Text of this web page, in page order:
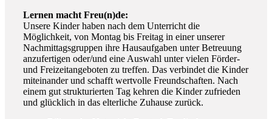
Lernen macht Freu(n)de:
Unsere Kinder haben nach dem Unterricht die
Möglichkeit, von Montag bis Freitag in einer unserer
Nachmittagsgruppen ihre Hausaufgaben unter Betreuung
anzufertigen oder/und eine Auswahl unter vielen Förder-
und Freizeitangeboten zu treffen. Das verbindet die Kinder
miteinander und schafft wertvolle Freundschaften. Nach
einem gut strukturierten Tag kehren die Kinder zufrieden
und glücklich in das elterliche Zuhause zurück.